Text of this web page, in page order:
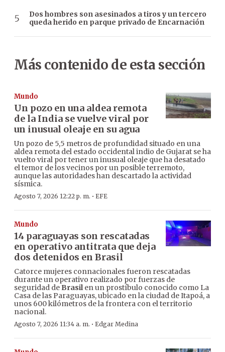
Dos hombres son asesinados a tiros y un tercero
queda herido en parque privado de Encarnación
Más contenido de esta sección
Mundo
Un pozo en una aldea remota
de la India se vuelve viral por
un inusual oleaje en su agua
Un pozo de 5,5 metros de profundidad situado en una
aldea remota del estado occidental indio de Gujarat se ha
vuelto viral por tener un inusual oleaje que ha desatado
el temor de los vecinos por un posible terremoto,
aunque las autoridades han descartado la actividad
sísmica.
Agosto 7, 2026 12:22 p. m. · EFE
Mundo
14 paraguayas son rescatadas
en operativo antitrata que deja
dos detenidos en Brasil
Catorce mujeres connacionales fueron rescatadas
durante un operativo realizado por fuerzas de
seguridad de Brasilen un prostíbulo conocido como La
Casa de las Paraguayas, ubicado en la ciudad de Itapoá, a
unos 600 kilómetros de la frontera con el territorio
nacional.
Agosto 7, 2026 11:34 a. m. · Edgar Medina